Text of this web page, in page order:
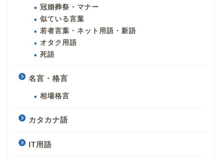
冠婚葬祭・マナー
似ている言葉
若者言葉・ネット用語・新語
オタク用語
死語
名言・格言
相場格言
カタカナ語
IT用語